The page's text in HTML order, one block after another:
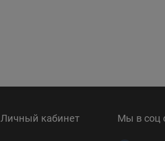
Личный кабинет Мы в соц